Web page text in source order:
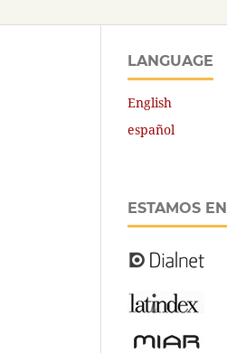
LANGUAGE
English
español
ESTAMOS EN